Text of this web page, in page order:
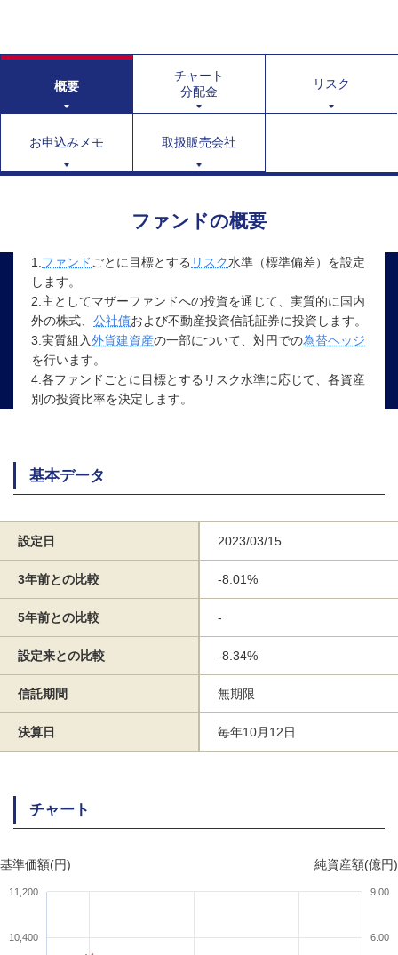
概要
チャート
分配金
リスク
お申込みメモ 取扱販売会社
ファンドの概要
1. ファンド ごとに目標とする リスク水準（標準偏差）を設定
します。
2.主としてマザーファンドへの投資を通じて、実質的に国内
外の株式、 公社債および不動産投資信託証券に投資します。
3.実質組入外貨建資産の一部について、対円での為替ヘッジ
を行います。
4.各ファンドごとに目標とするリスク水準に応じて、各資産
別の投資比率を決定します。
基本データ
設定日 2023/03/15
3年前との比較 -8.01%
5年前との比較 -
設定来との比較 -8.34%
信託期間 無期限
決算日 毎年10月12日
チャート
基準価額(円) 純資産額(億円)
10,400
11,200
6.00
9.00